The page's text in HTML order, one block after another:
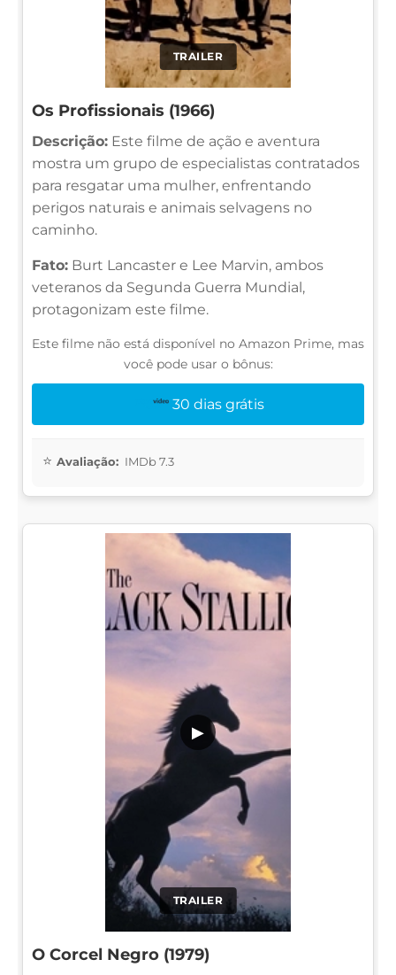
TRAILER
Os Profissionais (1966)
Descrição: Este filme de ação e aventura
mostra um grupo de especialistas contratados
para resgatar uma mulher, enfrentando
perigos naturais e animais selvagens no
caminho.
Fato: Burt Lancaster e Lee Marvin, ambos
veteranos da Segunda Guerra Mundial,
protagonizam este filme.
Este filme não está disponível no Amazon Prime, mas
você pode usar o bônus:
30 dias grátis
Avaliação: IMDb 7.3
TRAILER
▶
O Corcel Negro (1979)